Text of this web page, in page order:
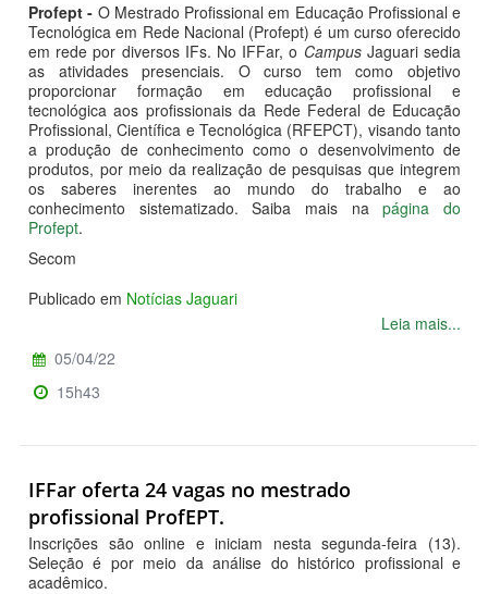
Profept - O Mestrado Profissional em Educação Profissional e
Tecnológica em Rede Nacional (Profept) é um curso oferecido
em rede por diversos IFs. No IFFar, o CampusJaguari sedia
as atividades presenciais. O curso tem como objetivo
proporcionar formação em educação profissional e
tecnológica aos profissionais da Rede Federal de Educação
Profissional, Científica e Tecnológica (RFEPCT), visando tanto
a produção de conhecimento como o desenvolvimento de
produtos, por meio da realização de pesquisas que integrem
os saberes inerentes ao mundo do trabalho e ao
conhecimento sistematizado. Saiba mais napágina do
Profept.
Secom
Publicado em Notícias Jaguari
Leia mais...
05/04/22
15h43
IFFar oferta 24 vagas no mestrado
profissional ProfEPT.
Inscrições são online e iniciam nesta segunda-feira (13).
Seleção é por meio da análise do histórico profissional e
acadêmico.